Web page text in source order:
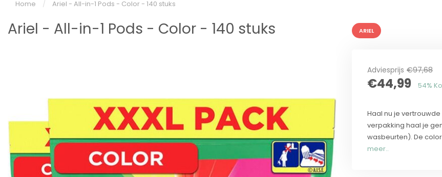
Home / Ariel - All-in-1 Pods - Color - 140 stuks
Ariel - All-in-1 Pods - Color - 140 stuks ARIEL
Adviesprijs €97,68
€44,99 54%
Haal nu je
verpakking haal je
wasbeurten). De
meer..